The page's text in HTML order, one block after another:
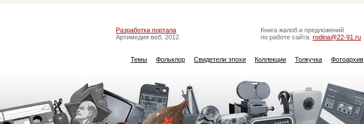
Разработка портала
Артимедия веб, 2012
Книга жалоб и предложений
по работе сайта: rodina@22-91.ru
Темы Фольклор Свидетели эпохи Коллекции Толкучка Фотоархив